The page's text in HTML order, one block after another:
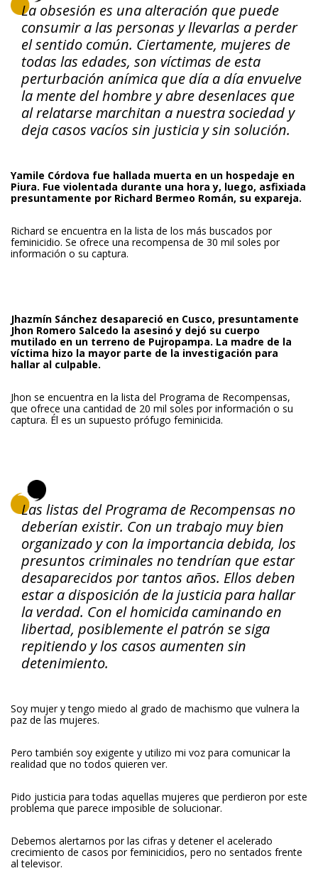
La obsesión es una alteración que puede
consumir a las personas y llevarlas a perder
el sentido común. Ciertamente, mujeres de
todas las edades, son víctimas de esta
perturbación anímica que día a día envuelve
la mente del hombre y abre desenlaces que
al relatarse marchitan a nuestra sociedad y
deja casos vacíos sin justicia y sin solución.
Yamile Córdova fue hallada muerta en un hospedaje en
Piura. Fue violentada durante una hora y, luego, asfixiada
presuntamente por Richard Bermeo Román, su expareja.
Richard se encuentra en la lista de los más buscados por
feminicidio. Se ofrece una recompensa de 30 mil soles por
información o su captura.
Jhazmín Sánchez desapareció en Cusco, presuntamente
Jhon Romero Salcedo la asesinó y dejó su cuerpo
mutilado en un terreno de Pujropampa. La madre de la
víctima hizo la mayor parte de la investigación para
hallar al culpable.
Jhon se encuentra en la lista del Programa de Recompensas,
que ofrece una cantidad de 20 mil soles por información o su
captura. Él es un supuesto prófugo feminicida.
Las listas del Programa de Recompensas no
deberían existir. Con un trabajo muy bien
organizado y con la importancia debida, los
presuntos criminales no tendrían que estar
desaparecidos por tantos años. Ellos deben
estar a disposición de la justicia para hallar
la verdad. Con el homicida caminando en
libertad, posiblemente el patrón se siga
repitiendo y los casos aumenten sin
detenimiento.
Soy mujer y tengo miedo al grado de machismo que vulnera la
paz de las mujeres.
Pero también soy exigente y utilizo mi voz para comunicar la
realidad que no todos quieren ver.
Pido justicia para todas aquellas mujeres que perdieron por este
problema que parece imposible de solucionar.
Debemos alertarnos por las cifras y detener el acelerado
crecimiento de casos por feminicidios, pero no sentados frente
al televisor.